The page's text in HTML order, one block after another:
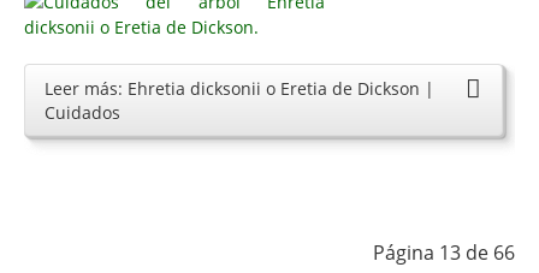
Leer más: Ehretia dicksonii o Eretia de Dickson |
Cuidados
Página 13 de 66